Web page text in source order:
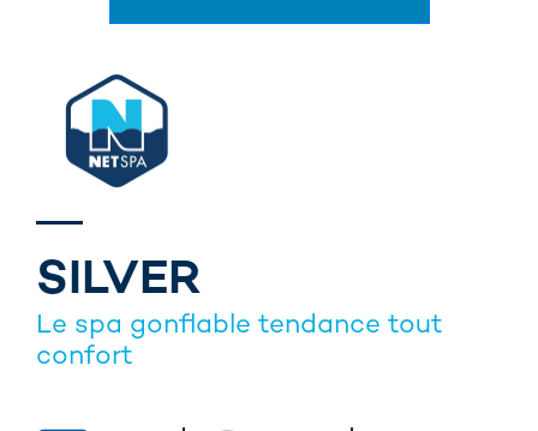
SILVER
Le spa gonflable tendance tout
confort